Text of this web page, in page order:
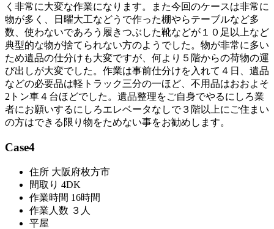
く非常に大変な作業になります。また今回のケースは非常に
物が多く、日曜大工などうで作った棚やらテーブルなど多
数、使わないであろう履きつぶした靴などが１０足以上など
典型的な物が捨てられない方のようでした。物が非常に多い
ため遺品の仕分けも大変ですが、何より５階からの荷物の運
び出しが大変でした。作業は事前仕分けを入れて４日、遺品
などの必要品は軽トラック三分の一ほど、不用品はおおよそ
2トン車４台ほどでした。遺品整理をご自身でやるにしろ業
者にお願いするにしろエレベータなしで３階以上にご住まい
の方はできる限り物をためない事をお勧めします。
Case4
住所 大阪府枚方市
間取り 4DK
作業時間 16時間
作業人数 ３人
平屋